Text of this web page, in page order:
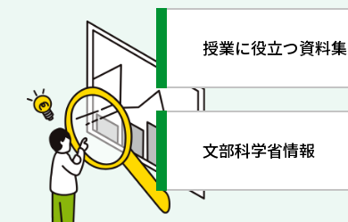
授業に役立つ資料集
文部科学省情報